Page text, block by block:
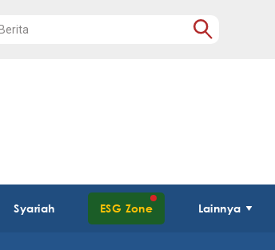
Syariah ESG Zone Lainnya